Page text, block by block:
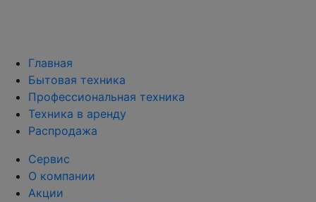
Главная
Бытовая техника
Профессиональная техника
Техника в аренду
Распродажа
Сервис
О компании
Акции